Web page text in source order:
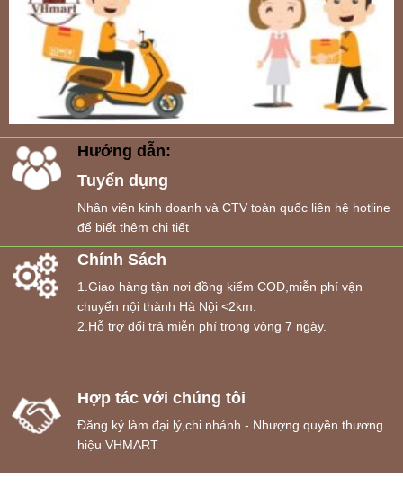
Hướng dẫn:
Tuyển dụng
Nhân viên kinh doanh và CTV toàn quốc liên hệ hotline
để biết thêm chi tiết
Chính Sách
1.Giao hàng tận nơi đồng kiểm COD,miễn phí vận
chuyển nội thành Hà Nội <2km.
2.Hỗ trợ đổi trả miễn phí trong vòng 7 ngày.
Hợp tác với chúng tôi
Đăng ký làm đại lý,chi nhánh - Nhượng quyền thương
hiệu VHMART